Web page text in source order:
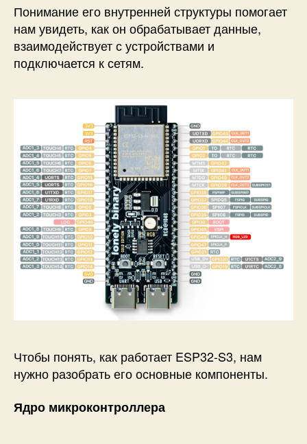
Понимание его внутренней структуры помогает
нам увидеть, как он обрабатывает данные,
взаимодействует с устройствами и
подключается к сетям.
Чтобы понять, как работает ESP32-S3, нам
нужно разобрать его основные компоненты.
Ядро микроконтроллера